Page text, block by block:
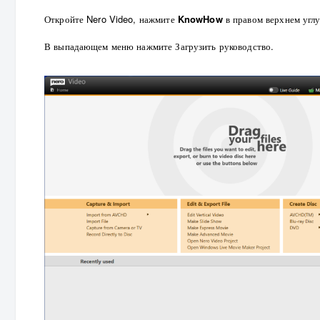
Откройте Nero Video, нажмите KnowHowв правом верхнем
В выпадающем меню нажмите Загрузить руководство.